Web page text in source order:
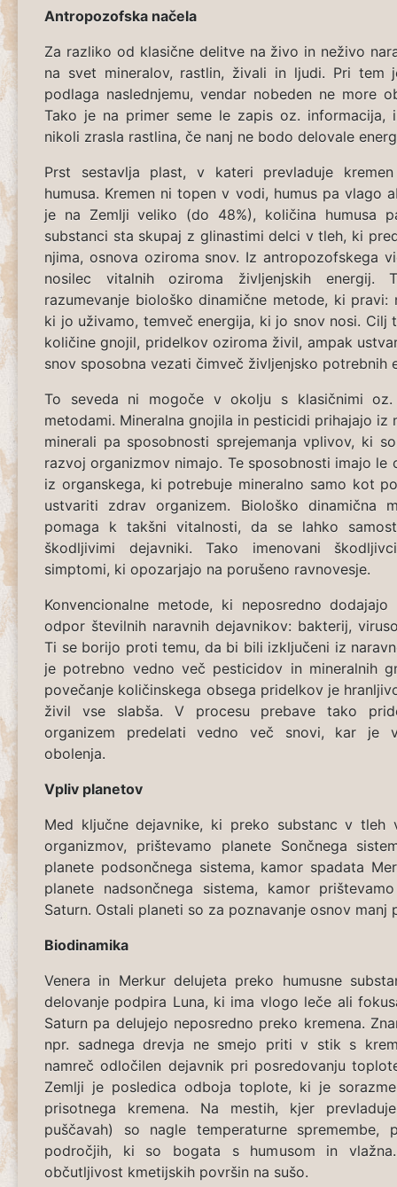
Antropozofska načela
Za razliko od klasične delitve na živo in neživo
na svet mineralov, rastlin, živali in ljudi. Pri tem
podlaga naslednjemu, vendar nobeden ne more
Tako je na primer seme le zapis oz. informacija,
nikoli zrasla rastlina, če nanj ne bodo delovale
Prst sestavlja plast, v kateri prevladuje
humusa. Kremen ni topen v vodi, humus pa vlago
je na Zemlji veliko (do 48%), količina humusa
substanci sta skupaj z glinastimi delci v tleh, ki
njima, osnova oziroma snov. Iz antropozofskega
nosilec vitalnih oziroma življenjskih
razumevanje biološko dinamične metode, ki pravi:
ki jo uživamo, temveč energija, ki jo snov nosi. Cilj
količine gnojil, pridelkov oziroma živil, ampak
snov sposobna vezati čimveč življenjsko potrebnih
To seveda ni mogoče v okolju s klasičnimi oz.
metodami. Mineralna gnojila in pesticidi prihajajo iz
minerali pa sposobnosti sprejemanja vplivov, ki
razvoj organizmov nimajo. Te sposobnosti imajo le
iz organskega, ki potrebuje mineralno samo kot
ustvariti zdrav organizem. Biološko dinamična
pomaga k takšni vitalnosti, da se lahko
škodljivimi dejavniki. Tako imenovani
simptomi, ki opozarjajo na porušeno ravnovesje.
Konvencionalne metode, ki neposredno
odpor številnih naravnih dejavnikov: bakterij,
Ti se borijo proti temu, da bi bili izključeni iz
je potrebno vedno več pesticidov in mineralnih
povečanje količinskega obsega pridelkov je
živil vse slabša. V procesu prebave tako
organizem predelati vedno več snovi, kar je
obolenja.
Vpliv planetov
Med ključne dejavnike, ki preko substanc v tleh
organizmov, prištevamo planete Sončnega
planete podsončnega sistema, kamor spadata
planete nadsončnega sistema, kamor
Saturn. Ostali planeti so za poznavanje osnov manj
Biodinamika
Venera in Merkur delujeta preko humusne
delovanje podpira Luna, ki ima vlogo leče ali
Saturn pa delujejo neposredno preko kremena.
npr. sadnega drevja ne smejo priti v stik s
namreč odločilen dejavnik pri posredovanju
Zemlji je posledica odboja toplote, ki je
prisotnega kremena. Na mestih, kjer
puščavah) so nagle temperaturne spremembe,
področjih, ki so bogata s humusom in
občutljivost kmetijskih površin na sušo.